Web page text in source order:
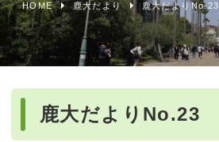
HOME 鹿大だより 鹿大だよりNo.23
鹿大だよりNo.23